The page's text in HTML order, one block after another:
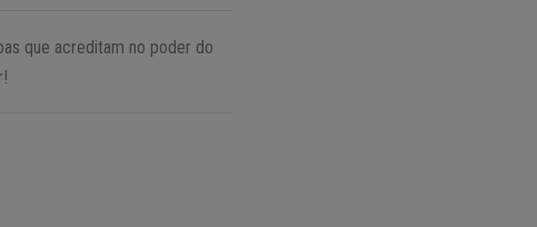
que acreditam no poder do